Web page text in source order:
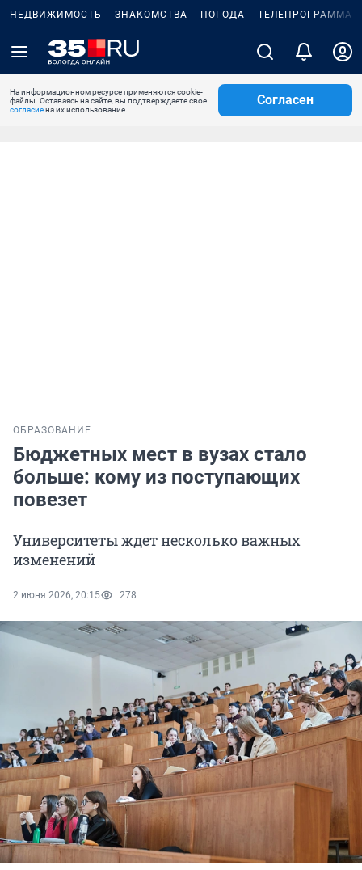
НЕДВИЖИМОСТЬ ЗНАКОМСТВА ПОГОДА ТЕЛЕПРОГРАММА
На информационном ресурсе применяются cookie-
файлы. Оставаясь на сайте, вы подтверждаете свое
согласиена их использование.
Согласен
ОБРАЗОВАНИЕ
Бюджетных мест в вузах стало
больше: кому из поступающих
повезет
Университеты ждет несколько важных
изменений
2 июня 2026, 20:15 278